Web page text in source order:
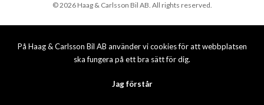
På Haag & Carlsson Bil AB använder vi cookies för att webbplatsen
ska fungera på ett bra sätt för dig.
Jag förstår
© 2026 Haag & Carlsson Bil AB. All rights reserved.